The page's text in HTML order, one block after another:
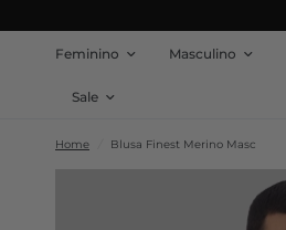
Feminino Masculino
Sale
Home Blusa Finest Merino Masc